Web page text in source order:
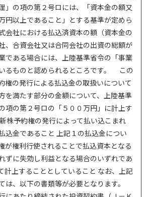
」の項の第２号ロには、「資本金の額又
円以上であること」とする基準が定めら
会社における払込済資本の額（資本金の
、合資会社又は合同会社の出資の総額が
である場合には、上陸基準省令の「事業
るものと認められるところです。 この
権の発行による払込金の取扱いについて
を満たす部分の金額について、上陸基準
項の第２号ロの「５００万円」に計上す
株予約権の発行によって払い込こまれ
込金であること 上記１の払込金につい
が権利行使されることで払込資本となる
ずに失効し利益となる場合のいずれであ
計上することとしていること なお、上記
は、以下の書類等が必要となります。